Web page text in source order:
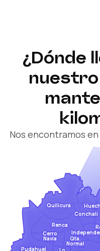
Pudahuel
Cerro
Navia
Renca
Qta.
Normal
Quilicura
Conchalí
¿Dónde
Nos encontramos en